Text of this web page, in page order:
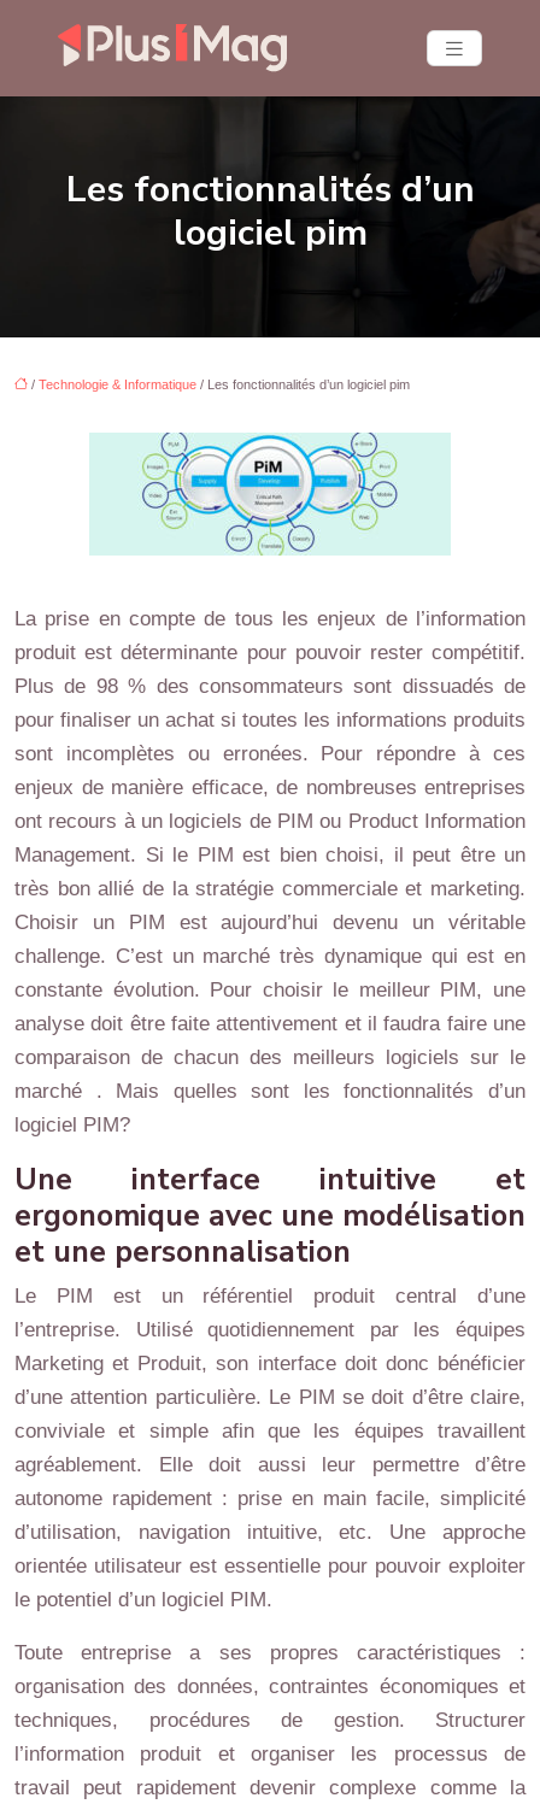
Les fonctionnalités d’un
logiciel pim
/ Technologie & Informatique / Les fonctionnalités d’un logiciel pim
La prise en compte de tous les enjeux de l’information
produit est déterminante pour pouvoir rester compétitif.
Plus de 98 % des consommateurs sont dissuadés de
pour finaliser un achat si toutes les informations produits
sont incomplètes ou erronées. Pour répondre à ces
enjeux de manière efficace, de nombreuses entreprises
ont recours à un logiciels de PIM ou Product Information
Management. Si le PIM est bien choisi, il peut être un
très bon allié de la stratégie commerciale et marketing.
Choisir un PIM est aujourd’hui devenu un véritable
challenge. C’est un marché très dynamique qui est en
constante évolution. Pour choisir le meilleur PIM, une
analyse doit être faite attentivement et il faudra faire une
comparaison de chacun des meilleurs logiciels sur le
marché . Mais quelles sont les fonctionnalités d’un
logiciel PIM?
Une interface intuitive et
ergonomique avec une modélisation
et une personnalisation
Le PIM est un référentiel produit central d’une
l’entreprise. Utilisé quotidiennement par les équipes
Marketing et Produit, son interface doit donc bénéficier
d’une attention particulière. Le PIM se doit d’être claire,
conviviale et simple afin que les équipes travaillent
agréablement. Elle doit aussi leur permettre d’être
autonome rapidement : prise en main facile, simplicité
d’utilisation, navigation intuitive, etc. Une approche
orientée utilisateur est essentielle pour pouvoir exploiter
le potentiel d’un logiciel PIM.
Toute entreprise a ses propres caractéristiques :
organisation des données, contraintes économiques et
techniques, procédures de gestion. Structurer
l’information produit et organiser les processus de
travail peut rapidement devenir complexe comme la